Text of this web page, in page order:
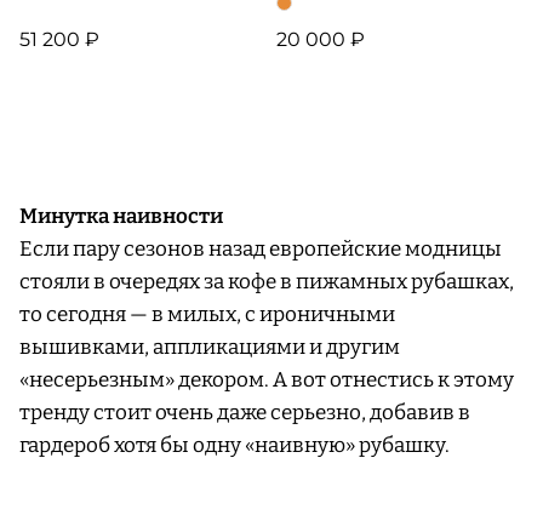
51 200 ₽ 20 000 ₽
Минутка наивности
Если пару сезонов назад европейские модницы
стояли в очередях за кофе в пижамных рубашках,
то сегодня — в милых, с ироничными
вышивками, аппликациями и другим
«несерьезным» декором. А вот отнестись к этому
тренду стоит очень даже серьезно, добавив в
гардероб хотя бы одну «наивную» рубашку.